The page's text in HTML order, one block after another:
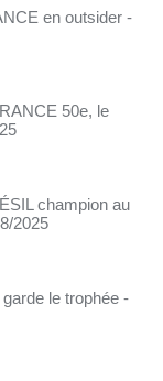
en outsider -
50e, le
champion au
2025
le trophée -